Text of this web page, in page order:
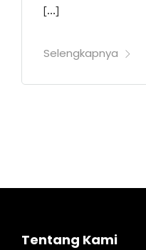
[…]
Selengkapnya
Tentang Kami